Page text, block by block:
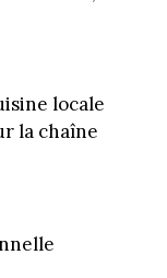
locale
la chaîne